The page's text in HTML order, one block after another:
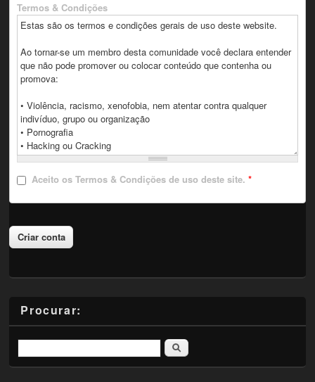
Termos & Condições
Aceito os Termos & Condições de uso deste site.*
Procurar:
Pesquisar